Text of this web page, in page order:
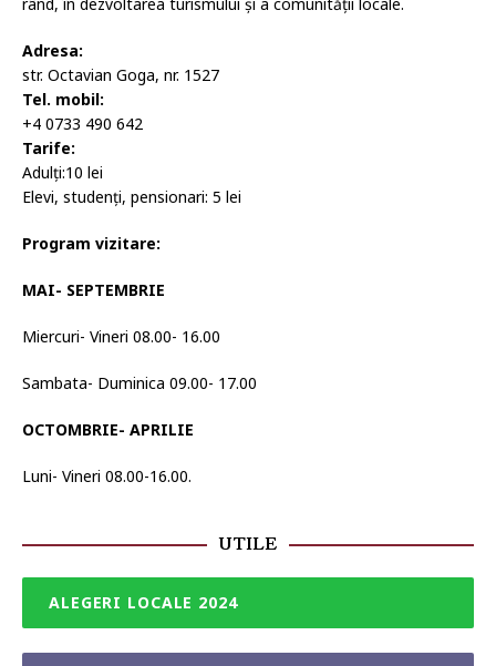
Adresa:
str. Octavian Goga, nr. 1527
Tel. mobil:
+4 0733 490 642
Tarife:
Adulţi:10 lei
Elevi, studenţi, pensionari: 5 lei
Program vizitare:
MAI- SEPTEMBRIE
Miercuri- Vineri 08.00- 16.00
Sambata- Duminica 09.00- 17.00
OCTOMBRIE- APRILIE
Luni- Vineri 08.00-16.00.
UTILE
ALEGERI LOCALE 2024